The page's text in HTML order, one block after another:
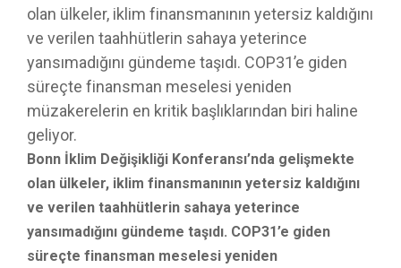
olan ülkeler, iklim finansmanının yetersiz kaldığını
ve verilen taahhütlerin sahaya yeterince
yansımadığını gündeme taşıdı. COP31’e giden
süreçte finansman meselesi yeniden
müzakerelerin en kritik başlıklarından biri haline
geliyor.
Bonn İklim Değişikliği Konferansı’nda gelişmekte
olan ülkeler, iklim finansmanının yetersiz kaldığını
ve verilen taahhütlerin sahaya yeterince
yansımadığını gündeme taşıdı. COP31’e giden
süreçte finansman meselesi yeniden